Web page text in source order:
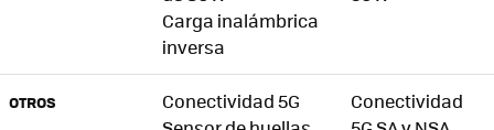
Carga inalámbrica
inversa
OTROS
Conectividad 5G
Conectividad